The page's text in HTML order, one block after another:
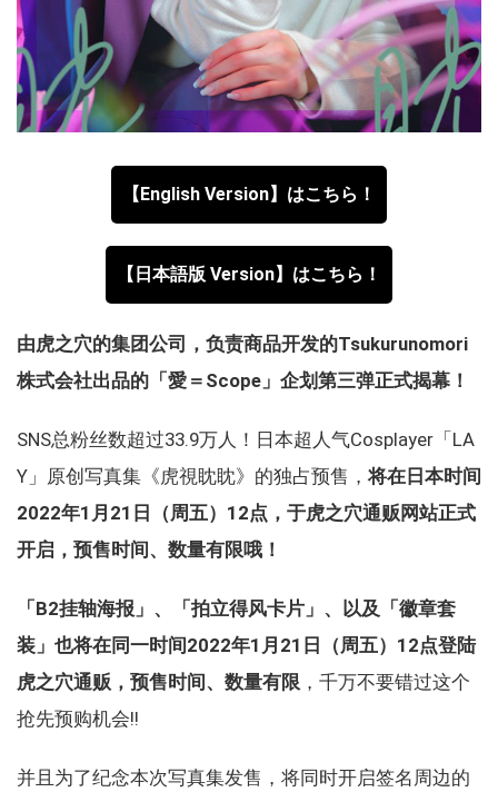
【English Version】はこちら！
【日本語版 Version】はこちら！
由虎之穴的集团公司，负责商品开发的Tsukurunomori
株式会社出品的「愛＝Scope」企划第三弹正式揭幕！
SNS总粉丝数超过33.9万人！日本超人气Cosplayer「LA
Y」原创写真集《虎視眈眈》的独占预售，将在日本时间
2022年1月21日（周五）12点，于虎之穴通贩网站正式
开启，预售时间、数量有限哦！
「B2挂轴海报」、「拍立得风卡片」、以及「徽章套
装」也将在同一时间2022年1月21日（周五）12点登陆
虎之穴通贩，预售时间、数量有限 ，千万不要错过这个
抢先预购机会!!
并且为了纪念本次写真集发售，将同时开启签名周边的